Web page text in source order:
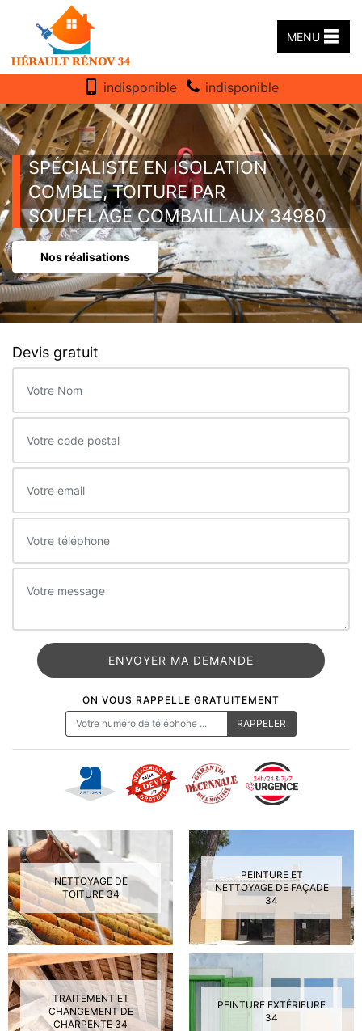
MENU
indisponible indisponible
SPÉCIALISTE EN ISOLATION
COMBLE, TOITURE PAR
SOUFFLAGE COMBAILLAUX 34980
Nos réalisations
Devis gratuit
ON VOUS RAPPELLE GRATUITEMENT
NETTOYAGE DE
TOITURE 34
PEINTURE ET
NETTOYAGE DE FAÇADE
34
TRAITEMENT ET
CHANGEMENT DE
CHARPENTE 34
PEINTURE EXTÉRIEURE
34